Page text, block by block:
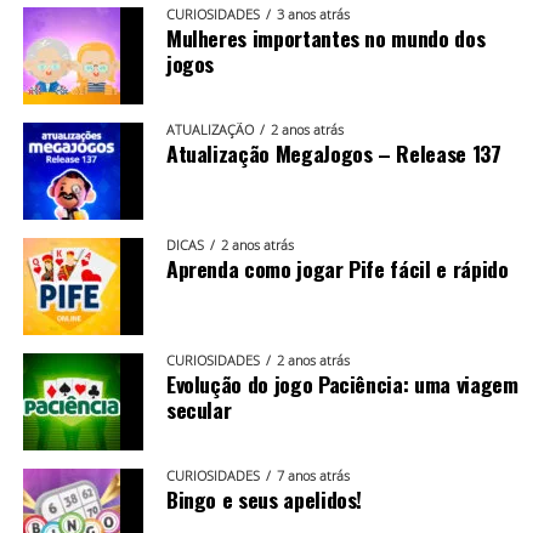
🚀 Atualize e aproveite as novidades
O Mega segue evoluindo para oferecer mais diversão,
Busca por jogos aprimorada
A ferramenta de busca por jogos que já estava ativa no
app principal do MegaJogos foi expandida para todos os
aplicativos do ecossistema.
CURIOSIDADES 3 anos atrás
Mulheres importantes no mundo dos
jogos
ATUALIZAÇÃO 2 anos atrás
Atualização MegaJogos – Release 137
DICAS 2 anos atrás
Aprenda como jogar Pife fácil e rápido
CURIOSIDADES 2 anos atrás
Evolução do jogo Paciência: uma viagem
secular
CURIOSIDADES 7 anos atrás
Bingo e seus apelidos!